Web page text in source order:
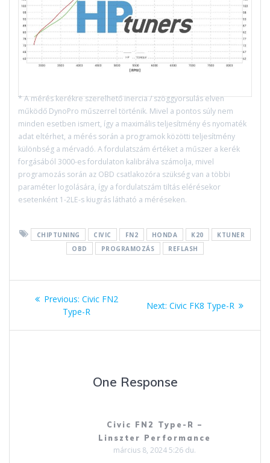
* A mérés kerékre szerelhető inercia / szöggyorsulás elven
működő DynoPro műszerrel történik. Mivel a pontos súly nem
minden esetben ismert, így a maximális teljesítmény és nyomaték
adat eltérhet, a mérés során a programok közötti teljesítmény
különbség a mérvadó. A fordulatszám értéket a műszer a kerék
forgásából 3000-es fordulaton kalibrálva számolja, mivel
programozás során az OBD csatlakozóra szükség van a többi
paraméter logolására, így a fordulatszám tiltás elérésekor
esetenként 1-2LE-s kiugrás látható a méréseken.
CHIPTUNING CIVIC FN2 HONDA K20
KTUNER
OBD
PROGRAMOZÁS REFLASH
Bejegyzés
navigáció
Previous: Previous
post:
Civic FN2
Type-R
Next: Next
Civic FK8 Type-R
One Response
Civic FN2 Type-R –
Linszter Performance
március 8, 2024 5:26 du.